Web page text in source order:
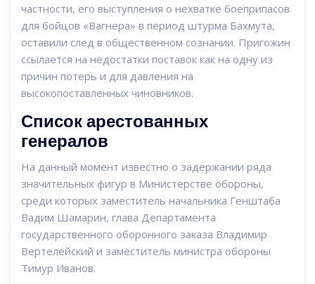
частности, его выступления о нехватке боеприпасов
для бойцов «Вагнера» в период штурма Бахмута,
оставили след в общественном сознании. Пригожин
ссылается на недостатки поставок как на одну из
причин потерь и для давления на
высокопоставленных чиновников.
Список арестованных
генералов
На данный момент известно о задержании ряда
значительных фигур в Министерстве обороны,
среди которых заместитель начальника Генштаба
Вадим Шамарин, глава Департамента
государственного оборонного заказа Владимир
Вертелейский и заместитель министра обороны
Тимур Иванов.